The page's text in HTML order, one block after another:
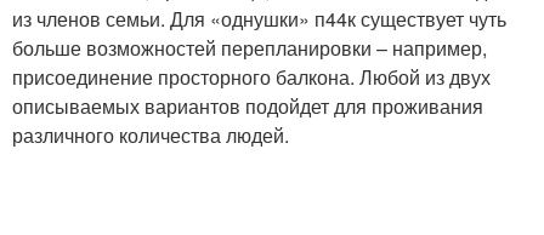
из членов семьи. Для «однушки» п44к существует чуть
больше возможностей перепланировки – например,
присоединение просторного балкона. Любой из двух
описываемых вариантов подойдет для проживания
различного количества людей.